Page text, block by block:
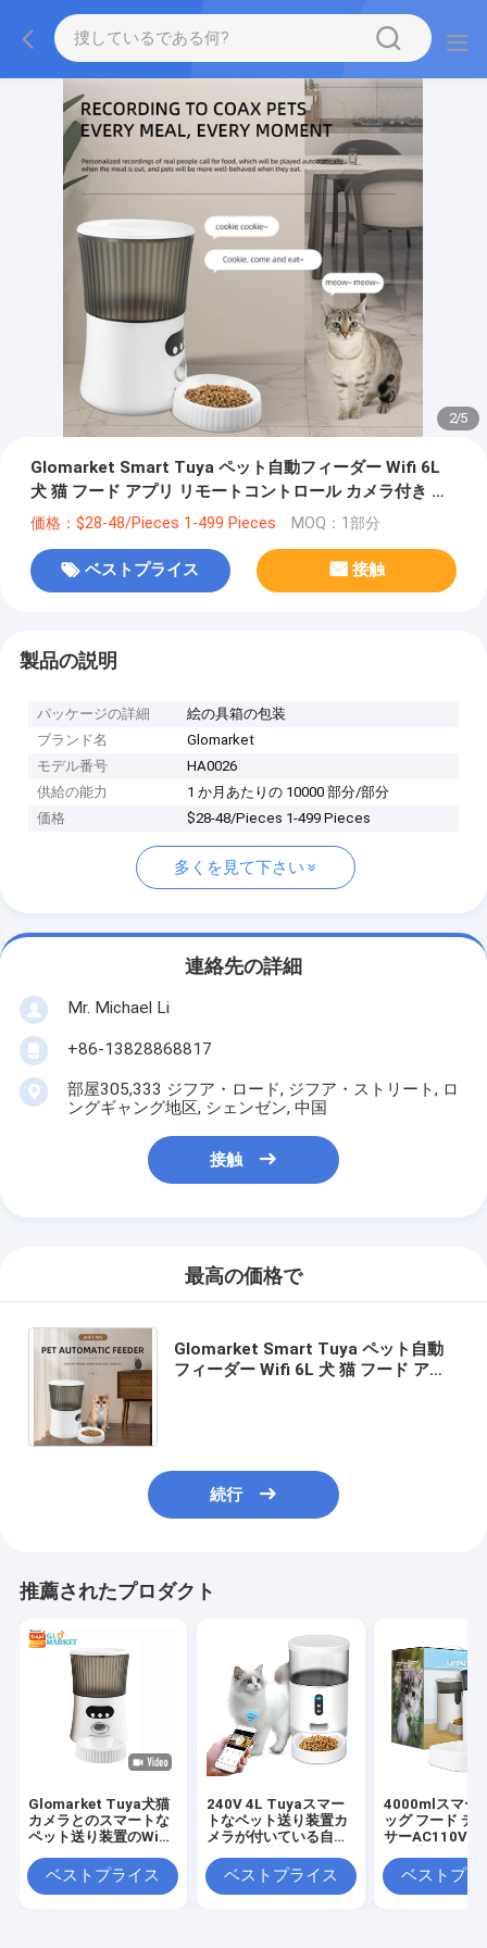
2/5
Glomarket Smart Tuya ペット自動フィーダー Wifi 6L
犬 猫 フード アプリ リモートコントロール カメラ付き ペ
ット自動フィーダー
価格：$28-48/Pieces 1-499 Pieces MOQ：1部分
ベストプライス 接触
製品の説明
パッケージの詳細
絵の具箱の包装
ブランド名
Glomarket
モデル番号
HA0026
供給の能力
1 か月あたりの 10000 部分/部分
価格
$28-48/Pieces 1-499 Pieces
多くを見て下さい
連絡先の詳細
Mr. Michael Li
+86-13828868817
部屋305,333 ジフア・ロード, ジフア・ストリート, ロ
ングギャング地区, シェンゼン, 中国
接触
最高の価格で
Glomarket Smart Tuya ペット自動
フィーダー Wifi 6L 犬 猫 フード アプ
続行
推薦されたプロダクト
Glomarket Tuya犬猫
カメラとのスマートな
ペット送り装置のWifi
コントロール
ベストプライス
240V 4L Tuyaスマー
トなペット送り装置カ
メラが付いている自動
ベストプライス
4000mlスマー
ッグ フード デ
サーAC110V自
ベストプラ